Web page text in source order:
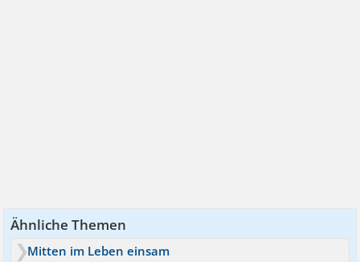
Ähnliche Themen
Mitten im Leben einsam